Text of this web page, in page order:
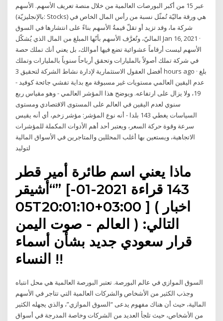
عبر 15 من أكبر البورصات العالمية من خلال منصة تعريف الأسهم. الأسهم
(بالإنجليزيّة: Stocks) هي ورقة ماليّة تُمثّل نسبة من رأس المال الخاص في
شركة ما، وقد تزيد أو تقلّ قيمةُ الأسهم بناءً على انتشارها في السوق
الماليّ، وتُعرَّف الأسهم بأنّها المبلغ من المال الذي يُشكّل Jan 16, 2021 ·
الأسهم ليست أرقاماً عشوائية تضع فيها أموالك، بل يعني أنك تملك حصة
في شركة تملك أصولاً بالمليارات وتحقق أرباحاً سنوياً بالمليارات وتملك
أفضل العقول الاستثمارية لإدارة نشاط الشركة لتحقيق 3 hours ago · بلغ
عدم اليقين العالمي مستويات غير مسبوقة مع بداية تفشي جائحة كوفيد -
19، ولا يزال على ارتفاعه. ويوضح هذا المؤشر العالمي - وهو مقياس ربع
سنوي لعدم اليقين في العالم على المستوى الاقتصادي ومستوى
السياسات يغطي 143 بلدا - أنه نوع المؤشر: مؤشر زخم، أي أنه يقيس
سرعة وقوة حركة السعر، ويعتبر أحد أهم الأدوات المكملة للمؤشرات
الاتجاهية، ويستعين بها أغلب المحللين والمتاجرين في الأسواق المالية
لتوليد
ماذا يعني اسم طائرة أمير قطر
“أشيقر” [143 قراءة 2021-01-
05T20:01:10+03:00 ] ( اخبار
العالم - صوت اليمن ) التالي:
قرار سعودي جديد بشأن أسماء
النساء !!
السوق الموازي في عالم البورصة. تعتبر البورصة العالمية هي محل انتباه
وجذب الكثير من الأشخاص والشركات العالمية التي تتاجر في الأسهم
المالية، حيث أن هناك مفهوم يدعى “السوق الموازي”، والذي يجهله الكثير
من الأشخاص، حيث تلجأ العديد من الشركات وخاصة المدرجة في أسواق